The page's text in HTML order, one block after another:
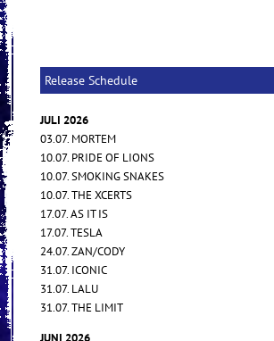
Release Schedule
JULI 2026
03.07. MORTEM
10.07. PRIDE OF LIONS
10.07. SMOKING SNAKES
10.07. THE XCERTS
17.07. AS IT IS
17.07. TESLA
24.07. ZAN/CODY
31.07. ICONIC
31.07. LALU
31.07. THE LIMIT
JUNI 2026